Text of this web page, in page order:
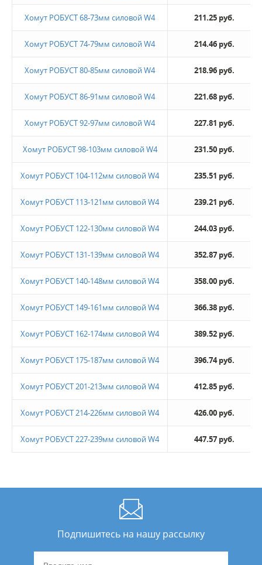
Хомут РОБУСТ 68-73мм силовой W4 211.25 руб.
Хомут РОБУСТ 74-79мм силовой W4 214.46 руб.
Хомут РОБУСТ 80-85мм силовой W4 218.96 руб.
Хомут РОБУСТ 86-91мм силовой W4 221.68 руб.
Хомут РОБУСТ 92-97мм силовой W4 227.81 руб.
Хомут РОБУСТ 98-103мм силовой W4 231.50 руб.
Хомут РОБУСТ 104-112мм силовой W4 235.51 руб.
Хомут РОБУСТ 113-121мм силовой W4 239.21 руб.
Хомут РОБУСТ 122-130мм силовой W4 244.03 руб.
Хомут РОБУСТ 131-139мм силовой W4 352.87 руб.
Хомут РОБУСТ 140-148мм силовой W4 358.00 руб.
Хомут РОБУСТ 149-161мм силовой W4 366.38 руб.
Хомут РОБУСТ 162-174мм силовой W4 389.52 руб.
Хомут РОБУСТ 175-187мм силовой W4 396.74 руб.
Хомут РОБУСТ 201-213мм силовой W4 412.85 руб.
Хомут РОБУСТ 214-226мм силовой W4 426.00 руб.
Хомут РОБУСТ 227-239мм силовой W4 447.57 руб.
Подпишитесь на нашу рассылку